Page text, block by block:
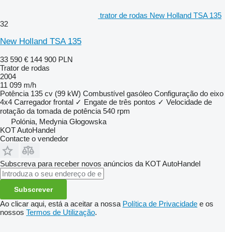
trator de rodas New Holland TSA 135
32
New Holland TSA 135
33 590 € 144 900 PLN
Trator de rodas
2004
11 099 m/h
Potência 135 cv (99 kW) Combustível gasóleo Configuração do eixo
4x4 Carregador frontal ✓ Engate de três pontos ✓ Velocidade de
rotação da tomada de potência 540 rpm
Polónia, Medynia Głogowska
KOT AutoHandel
Contacte o vendedor
Subscreva para receber novos anúncios da KOT AutoHandel
Subscrever
Ao clicar aqui, está a aceitar a nossa Política de Privacidade e os
nossos Termos de Utilização.